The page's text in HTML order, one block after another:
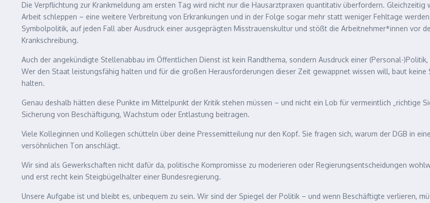
Die Verpflichtung zur Krankmeldung am ersten Tag wird nicht nur die Hausarztpraxen quantitativ überfordern.
Arbeit schleppen – eine weitere Verbreitung von Erkrankungen und in der Folge sogar mehr statt weniger Fehltage
Symbolpolitik, auf jeden Fall aber Ausdruck einer ausgeprägten Misstrauenskultur und stößt die Arbeitnehmer*innen vor
Krankschreibung.
Auch der angekündigte Stellenabbau im Öffentlichen Dienst ist kein Randthema, sondern Ausdruck einer (Personal-
Wer den Staat leistungsfähig halten und für die großen Herausforderungen dieser Zeit gewappnet wissen will, baut
halten.
Genau deshalb hätten diese Punkte im Mittelpunkt der Kritik stehen müssen – und nicht ein Lob für vermeintlich „richtige
Sicherung von Beschäftigung, Wachstum oder Entlastung beitragen.
Viele Kolleginnen und Kollegen schütteln über deine Pressemitteilung nur den Kopf. Sie fragen sich, warum der DGB in
versöhnlichen Ton anschlägt.
Wir sind als Gewerkschaften nicht dafür da, politische Kompromisse zu moderieren oder Regierungsentscheidungen
und erst recht kein Steigbügelhalter einer Bundesregierung.
Unsere Aufgabe ist und bleibt es, unbequem zu sein. Wir sind der Spiegel der Politik – und wenn Beschäftigte verlieren,